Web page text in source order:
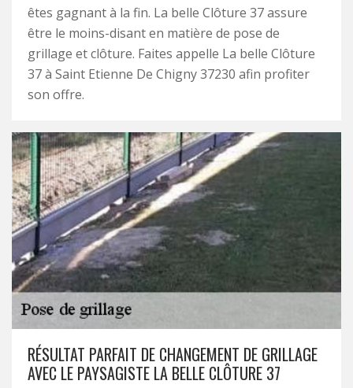
êtes gagnant à la fin. La belle Clôture 37 assure
être le moins-disant en matière de pose de
grillage et clôture. Faites appelle La belle Clôture
37 à Saint Etienne De Chigny 37230 afin profiter
son offre.
RÉSULTAT PARFAIT DE CHANGEMENT DE GRILLAGE
AVEC LE PAYSAGISTE LA BELLE CLÔTURE 37